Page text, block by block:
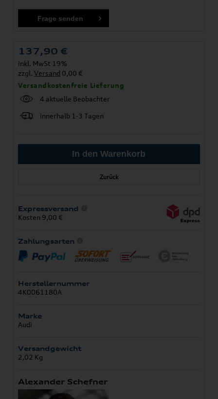
137,90 €
inkl. MwSt 19%
zzgl.Versand 0,00 €
Versandkostenfreie Lieferung
4 aktuelle Beobachter
innerhalb 1-3 Tagen
Zurück
Expressversand
Kosten 9,00 €
Zahlungsarten
Herstellernummer
4K0061180A
Marke
Audi
Versandgewicht
2,02 Kg
Alexander Schefner